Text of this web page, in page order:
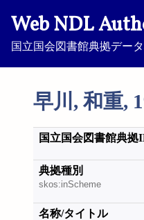
Web NDL
国立国会図書館典拠デー
早川, 和重,
国立国会図書館典拠
典拠種別
skos:inScheme
名称/タイトル